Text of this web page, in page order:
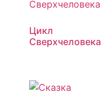
Цикл
Сверхчеловека